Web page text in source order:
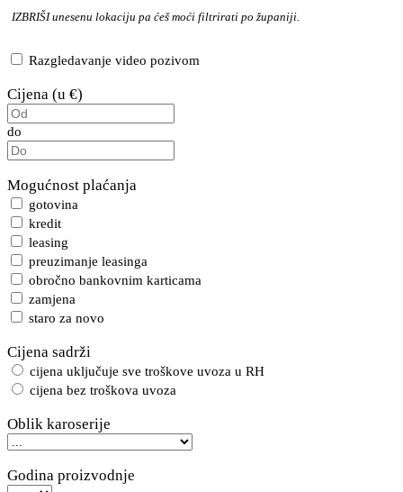
IZBRIŠIunesenu lokaciju pa ćeš moći filtrirati po županiji.
Razgledavanje video pozivom
Cijena (u €)
do
Mogućnost plaćanja
gotovina
kredit
leasing
preuzimanje leasinga
obročno bankovnim karticama
zamjena
staro za novo
Cijena sadrži
cijena uključuje sve troškove uvoza u RH
cijena bez troškova uvoza
Oblik karoserije
Godina proizvodnje